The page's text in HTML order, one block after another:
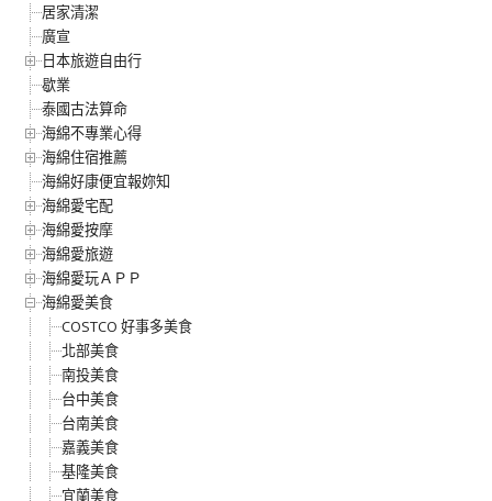
居家清潔
廣宣
日本旅遊自由行
歇業
泰國古法算命
海綿不專業心得
海綿住宿推薦
海綿好康便宜報妳知
海綿愛宅配
海綿愛按摩
海綿愛旅遊
海綿愛玩ＡＰＰ
海綿愛美食
COSTCO 好事多美食
北部美食
南投美食
台中美食
台南美食
嘉義美食
基隆美食
宜蘭美食